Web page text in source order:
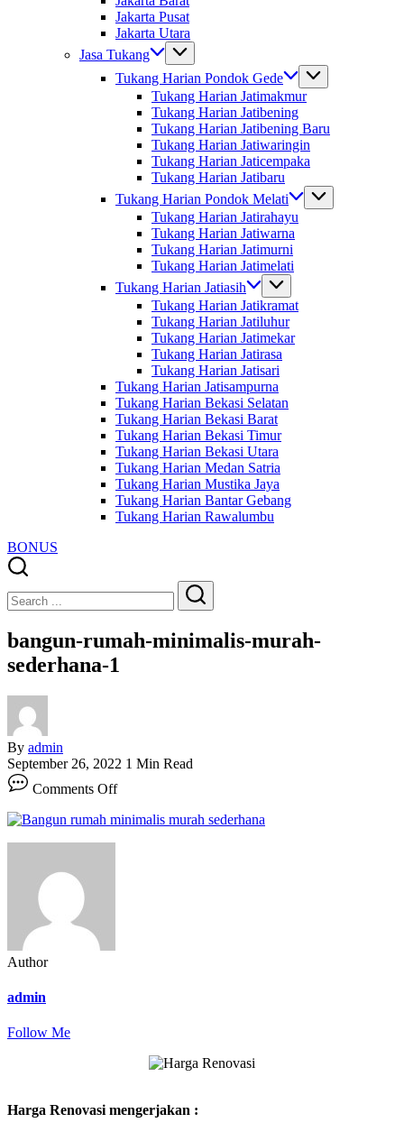
Jakarta Pusat
Jakarta Utara
Jasa Tukang
Tukang Harian Pondok Gede
Tukang Harian Jatimakmur
Tukang Harian Jatibening
Tukang Harian Jatibening Baru
Tukang Harian Jatiwaringin
Tukang Harian Jaticempaka
Tukang Harian Jatibaru
Tukang Harian Pondok Melati
Tukang Harian Jatirahayu
Tukang Harian Jatiwarna
Tukang Harian Jatimurni
Tukang Harian Jatimelati
Tukang Harian Jatiasih
Tukang Harian Jatikramat
Tukang Harian Jatiluhur
Tukang Harian Jatimekar
Tukang Harian Jatirasa
Tukang Harian Jatisari
Tukang Harian Jatisampurna
Tukang Harian Bekasi Selatan
Tukang Harian Bekasi Barat
Tukang Harian Bekasi Timur
Tukang Harian Bekasi Utara
Tukang Harian Medan Satria
Tukang Harian Mustika Jaya
Tukang Harian Bantar Gebang
Tukang Harian Rawalumbu
BONUS
Search
Search
bangun-rumah-minimalis-murah-
sederhana-1
By admin
September 26, 2022 1 Min Read
Comments Offbangun-
rumah-
minimalis-
Author
admin
Follow Me
Harga Renovasi mengerjakan :